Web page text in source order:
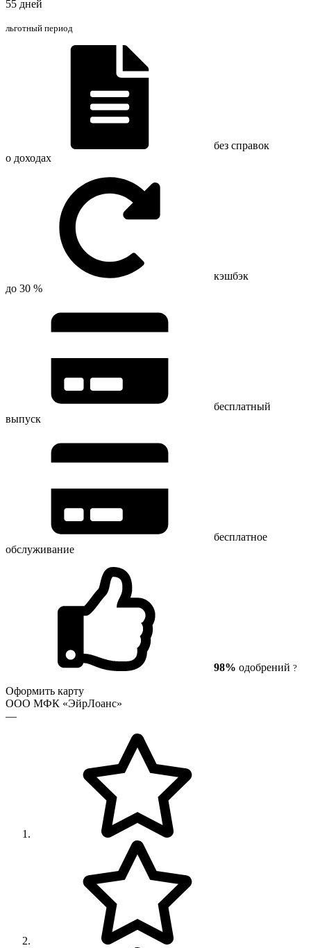
55 дней
льготный период
без справок
о доходах
кэшбэк
до 30 %
бесплатный
выпуск
бесплатное
обслуживание
98% одобрений ?
Оформить карту
ООО МФК «ЭйрЛоанс»
—